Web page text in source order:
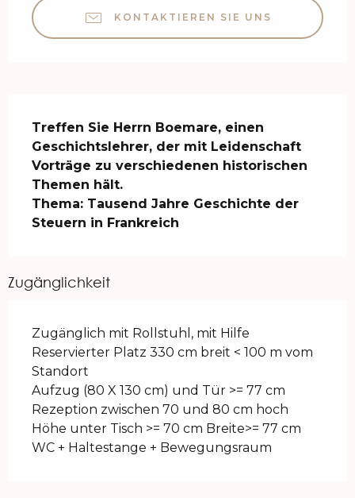
KONTAKTIEREN SIE UNS
Treffen Sie Herrn Boemare, einen
Geschichtslehrer, der mit Leidenschaft
Vorträge zu verschiedenen historischen
Themen hält.
Thema: Tausend Jahre Geschichte der
Steuern in Frankreich
Zugänglichkeit
Zugänglich mit Rollstuhl, mit Hilfe
Reservierter Platz 330 cm breit < 100 m vom
Standort
Aufzug (80 X 130 cm) und Tür >= 77 cm
Rezeption zwischen 70 und 80 cm hoch
Höhe unter Tisch >= 70 cm Breite>= 77 cm
WC + Haltestange + Bewegungsraum